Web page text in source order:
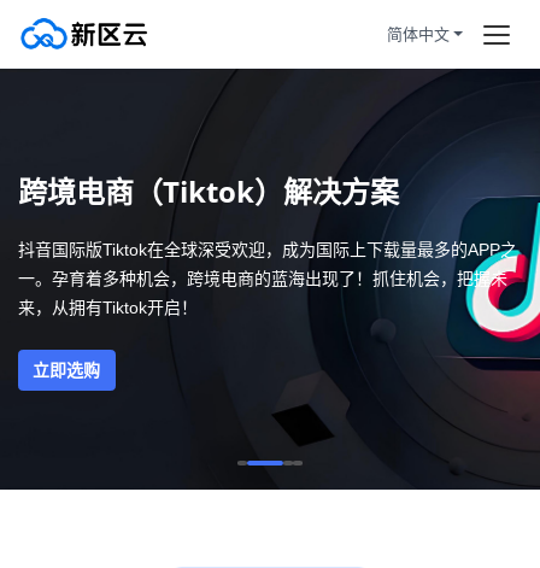
服务条款
拼团活动 HOT
加州洛杉矶投资60w设备托管，
双ISP住宅IP自营货源！
跨境电商（Tiktok）解决方案
云服务器100%独享使用，拒绝共
享关联风险
原生双ISP住宅认证，让您在跨境
业务中更加顺畅
简体中文
跨境电商（Tiktok）解决方案
抖音国际版Tiktok在全球深受欢迎，成为国际上下载量最多的APP之
一。孕育着多种机会，跨境电商的蓝海出现了！抓住机会，把握未
来，从拥有Tiktok开启！
立即选购